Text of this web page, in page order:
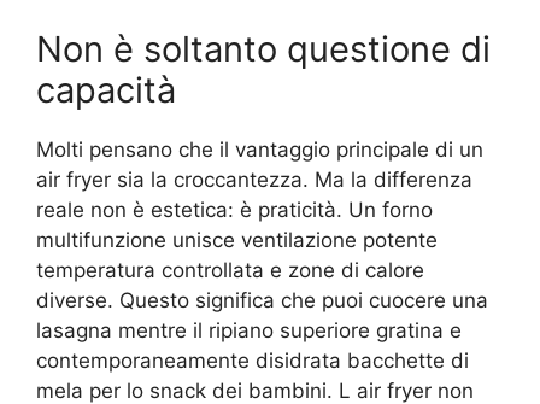
Non è soltanto questione di
capacità
Molti pensano che il vantaggio principale di un
air fryer sia la croccantezza. Ma la differenza
reale non è estetica: è praticità. Un forno
multifunzione unisce ventilazione potente
temperatura controllata e zone di calore
diverse. Questo significa che puoi cuocere una
lasagna mentre il ripiano superiore gratina e
contemporaneamente disidrata bacchette di
mela per lo snack dei bambini. L air fryer non